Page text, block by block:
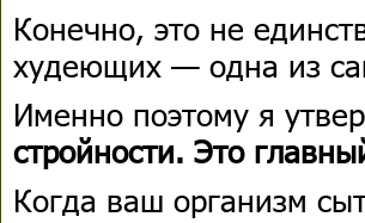
Конечно, это не
худеющих — одна из
Именно поэтому я
стройности. Это
Когда ваш организм